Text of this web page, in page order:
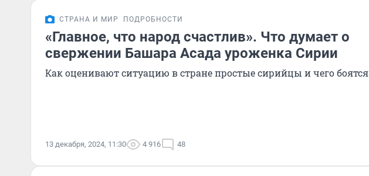
СТРАНА И МИР ПОДРОБНОСТИ
«Главное, что народ счастлив». Что думает о
свержении Башара Асада уроженка Сирии
Как оценивают ситуацию в стране простые сирийцы и чего боятся
13 декабря, 2024, 11:30 4 916 48